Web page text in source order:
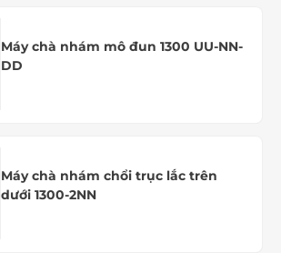
Máy chà nhám mô đun 1300 UU-NN-
DD
Máy chà nhám chổi trục lắc trên
dưới 1300-2NN